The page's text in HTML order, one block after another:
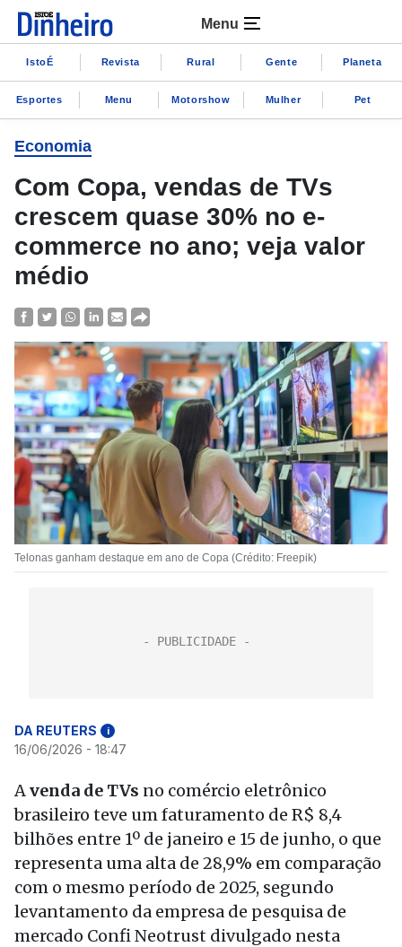
Menu
IstoÉ Revista Rural Gente Planeta
Esportes Menu Motorshow Mulher Pet
Economia
Com Copa, vendas de TVs
crescem quase 30% no e-
commerce no ano; veja valor
médio
Telonas ganham destaque em ano de Copa (Crédito: Freepik)
DA REUTERS i
16/06/2026 - 18:47
Avenda de TVs no comércio eletrônico
brasileiro teve um faturamento de R$ 8,4
bilhões entre 1º de janeiro e 15 de junho, o que
representa uma alta de 28,9% em comparação
com o mesmo período de 2025, segundo
levantamento da empresa de pesquisa de
mercado Confi Neotrust divulgado nesta